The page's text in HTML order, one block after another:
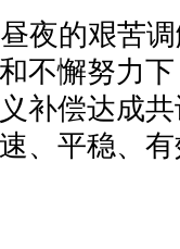
夜的艰苦
不懈努力
补偿达成
、平稳、